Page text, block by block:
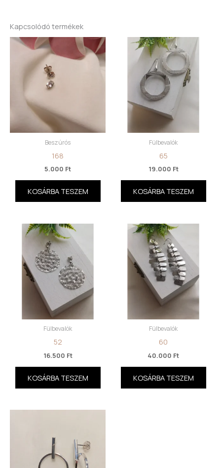
Kapcsolódó termékek
Beszúrós
168
5.000 Ft
KOSÁRBA TESZEM
Fülbevalók
65
19.000 Ft
KOSÁRBA TESZEM
Fülbevalók
52
16.500 Ft
KOSÁRBA TESZEM
Fülbevalók
60
40.000 Ft
KOSÁRBA TESZEM